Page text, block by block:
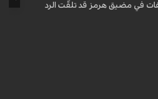
في مضيق هرمز قد تلقّت الرد